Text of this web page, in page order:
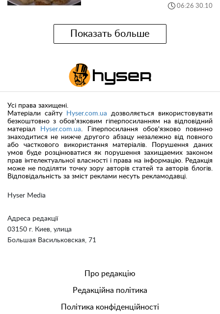
06:26 30.10
Показать больше
Hyser Media
Адреса редакції
03150 г. Киев, улица
Большая Васильковская, 71
Усі права захищені.
Матеріали сайту
Hyser.com.ua дозволяється використовувати
безкоштовно з обов'язковим гіперпосиланням на відповідний
матеріал
Hyser.com.ua. Гіперпосилання обов'язково повинно
знаходитися не нижче другого абзацу незалежно від повного
або часткового використання матеріалів. Порушення даних
умов буде розцінюватися як порушення захищаемих законом
прав інтелектуальної власності і права на інформацію. Редакція
може не поділяти точку зору авторів статей та авторів блогів.
Відповідальність за зміст реклами несуть рекламодавці.
Про редакцію
Редакційна політика
Політика конфіденційності